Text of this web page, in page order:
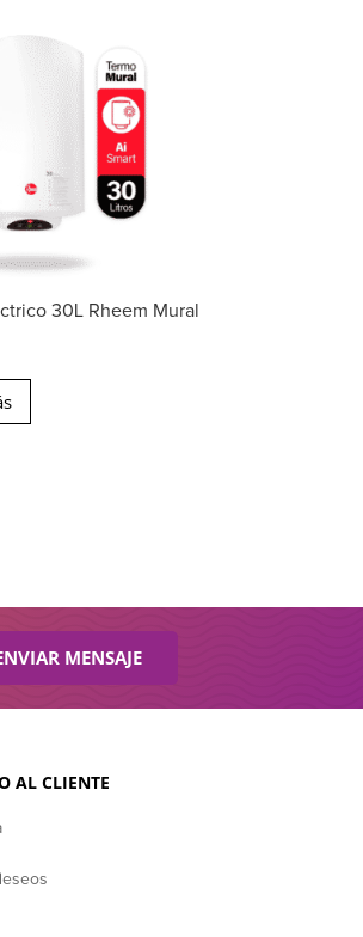
30L Rheem Mural
MENSAJE
AL CLIENTE